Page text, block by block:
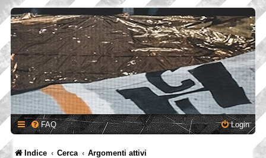
FAQ Login
Indice Cerca Argomenti attivi